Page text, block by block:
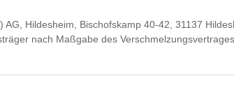
AG, Hildesheim, Bischofskamp 40-42, 31137
nach Maßgabe des